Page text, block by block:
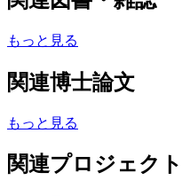
もっと見る
関連博士論文
もっと見る
関連プロジェクト